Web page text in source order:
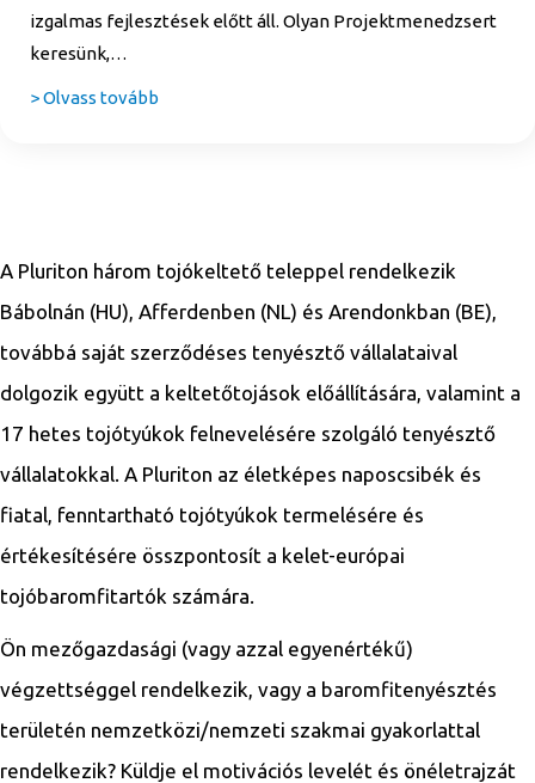
izgalmas fejlesztések előtt áll. Olyan Projektmenedzsert
keresünk,…
> Olvass tovább
A Pluriton három tojókeltető teleppel rendelkezik
Bábolnán (HU), Afferdenben (NL) és Arendonkban (BE),
továbbá saját szerződéses tenyésztő vállalataival
dolgozik együtt a keltetőtojások előállítására, valamint a
17 hetes tojótyúkok felnevelésére szolgáló tenyésztő
vállalatokkal. A Pluriton az életképes naposcsibék és
fiatal, fenntartható tojótyúkok termelésére és
értékesítésére összpontosít a kelet-európai
tojóbaromfitartók számára.
Ön mezőgazdasági (vagy azzal egyenértékű)
végzettséggel rendelkezik, vagy a baromfitenyésztés
területén nemzetközi/nemzeti szakmai gyakorlattal
rendelkezik? Küldje el motivációs levelét és önéletrajzát